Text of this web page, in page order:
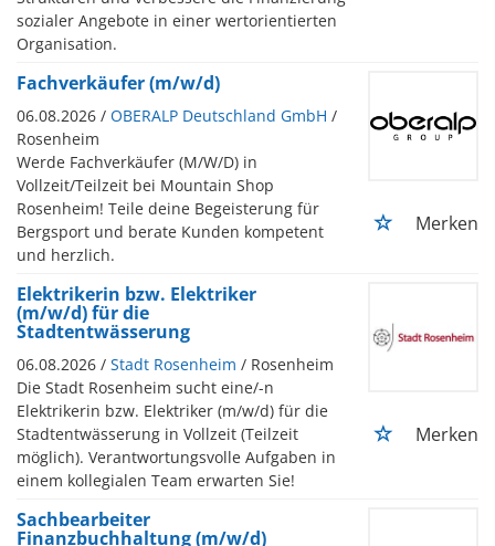
sozialer Angebote in einer wertorientierten
Organisation.
Fachverkäufer (m/w/d)
06.08.2026 / OBERALP Deutschland GmbH /
Rosenheim
Werde Fachverkäufer (M/W/D) in
Vollzeit/Teilzeit bei Mountain Shop
Rosenheim! Teile deine Begeisterung für
Bergsport und berate Kunden kompetent
und herzlich.
Merken
Elektrikerin bzw. Elektriker
(m/w/d) für die
Stadtentwässerung
06.08.2026 / Stadt Rosenheim / Rosenheim
Die Stadt Rosenheim sucht eine/-n
Elektrikerin bzw. Elektriker (m/w/d) für die
Stadtentwässerung in Vollzeit (Teilzeit
möglich). Verantwortungsvolle Aufgaben in
einem kollegialen Team erwarten Sie!
Merken
Sachbearbeiter
Finanzbuchhaltung (m/w/d)